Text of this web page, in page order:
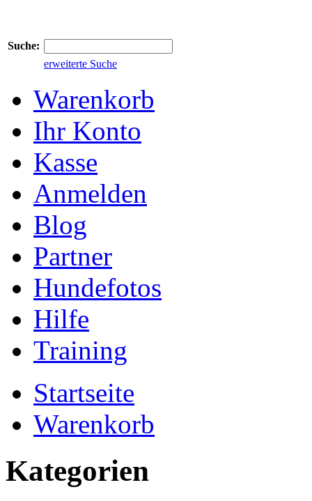
Suche:
erweiterte Suche
Warenkorb
Ihr Konto
Kasse
Anmelden
Blog
Partner
Hundefotos
Hilfe
Training
Startseite
Warenkorb
Kategorien